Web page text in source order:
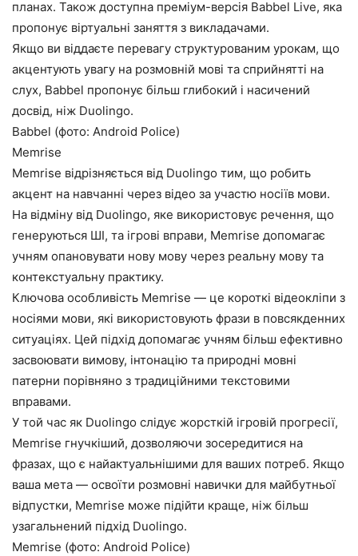
планах. Також доступна преміум-версія Babbel Live, яка
пропонує віртуальні заняття з викладачами.
Якщо ви віддаєте перевагу структурованим урокам, що
акцентують увагу на розмовній мові та сприйнятті на
слух, Babbel пропонує більш глибокий і насичений
досвід, ніж Duolingo.
Babbel (фото: Android Police)
Memrise
Memrise відрізняється від Duolingo тим, що робить
акцент на навчанні через відео за участю носіїв мови.
На відміну від Duolingo, яке використовує речення, що
генеруються ШІ, та ігрові вправи, Memrise допомагає
учням опановувати нову мову через реальну мову та
контекстуальну практику.
Ключова особливість Memrise — це короткі відеокліпи з
носіями мови, які використовують фрази в повсякденних
ситуаціях. Цей підхід допомагає учням більш ефективно
засвоювати вимову, інтонацію та природні мовні
патерни порівняно з традиційними текстовими
вправами.
У той час як Duolingo слідує жорсткій ігровій прогресії,
Memrise гнучкіший, дозволяючи зосередитися на
фразах, що є найактуальнішими для ваших потреб. Якщо
ваша мета — освоїти розмовні навички для майбутньої
відпустки, Memrise може підійти краще, ніж більш
узагальнений підхід Duolingo.
Memrise (фото: Android Police)